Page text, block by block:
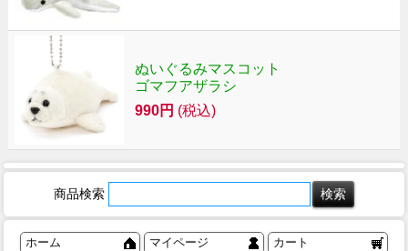
ぬいぐるみマスコット
ゴマフアザラシ
990円 (税込)
商品検索
ホーム マイページ カート